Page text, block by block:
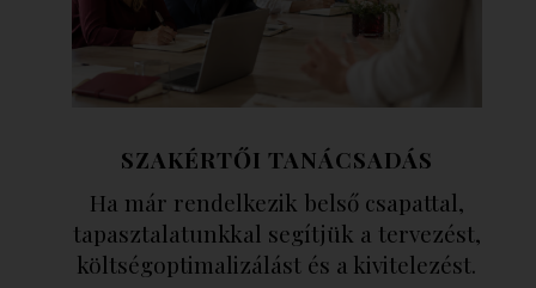
SZAKÉRTŐI TANÁCSADÁS
Ha már rendelkezik belső csapattal,
tapasztalatunkkal segítjük a tervezést,
költségoptimalizálást és a kivitelezést.